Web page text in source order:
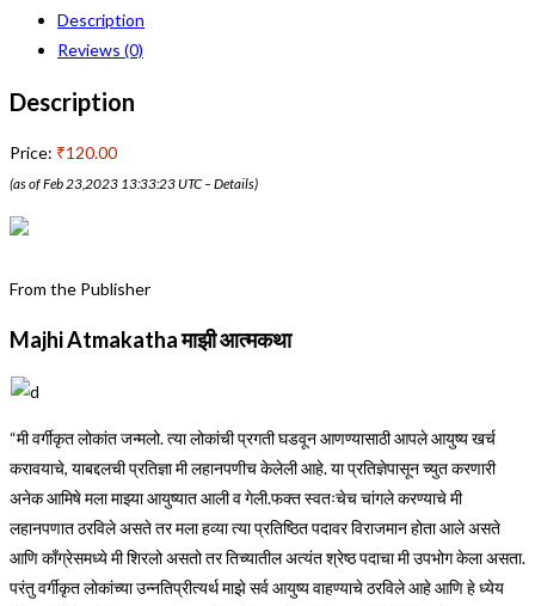
Description
Reviews (0)
Description
Price: ₹120.00
(as of Feb 23,2023 13:33:23 UTC –Details)
From the Publisher
Majhi Atmakatha माझी आत्मकथा
“मी वर्गीकृत लोकांत जन्मलो. त्या लोकांची प्रगती घडवून आणण्यासाठी आपले आयुष्य खर्च
करावयाचे, याबद्दलची प्रतिज्ञा मी लहानपणीच केलेली आहे. या प्रतिज्ञेपासून च्युत करणारी
अनेक आमिषे मला माझ्या आयुष्यात आली व गेली.फक्त स्वतःचेच चांगले करण्याचे मी
लहानपणात ठरविले असते तर मला हव्या त्या प्रतिष्ठित पदावर विराजमान होता आले असते
आणि काँग्रेसमध्ये मी शिरलो असतो तर तिच्यातील अत्यंत श्रेष्ठ पदाचा मी उपभोग केला असता.
परंतु वर्गीकृत लोकांच्या उन्नतिप्रीत्यर्थ माझे सर्व आयुष्य वाहण्याचे ठरविले आहे आणि हे ध्येय